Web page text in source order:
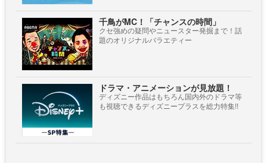
千鳥がMC！「チャンスの時間」
クセ強めの疑問やニュースター発掘まで！話
題のオリジナルバラエティー
ドラマ・アニメーションが見放題！
ディズニー作品はもちろん国内外のドラマ等
も視聴できるディズニープラスを総力特集!!